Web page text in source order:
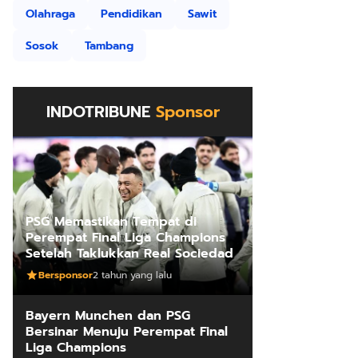
Olahraga
Pendidikan
Sawit
Sosok
Tambang
INDOTRIBUNE Sponsor
PSG Memastikan Tempat di
Perempat Final Liga Champions
Setelah Taklukkan Real Sociedad
Bersponsor2 tahun yang lalu
Bayern Munchen dan PSG
Bersinar Menuju Perempat Final
Liga Champions